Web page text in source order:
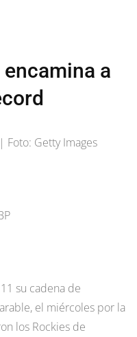
encamina a
Foto: Getty Images
su cadena de
el miércoles por la
los Rockies de